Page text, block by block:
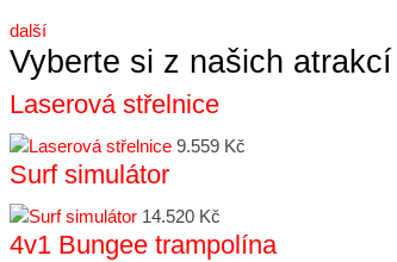
další
Vyberte si z našich atrakcí
Laserová střelnice
9.559 Kč
Surf simulátor
14.520 Kč
4v1 Bungee trampolína